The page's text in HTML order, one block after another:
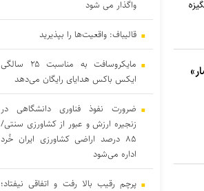
واگذار می شود
قالیباف: واقعیت‌ها را بپذیرید
مایکروسافت به مناسبت ۲۵ سالگی
ایکس باکس هدایای رایگان می‌دهد
ضرورت نفوذ فناوری دانشگاهی در
زنجیره ارزش و عبور از کشاورزی سنتی/
۸۵ درصد اراضی کشاورزی ایران خُرد
اداره می‌شود
پرچم رقیب بالا رفت و اتفاقی نیفتاد؛